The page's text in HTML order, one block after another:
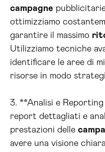
campagne
ottimizziamo
garantire il massimo
Utilizziamo tecniche
identificare le aree di
risorse in modo
3. **Analisi e
report dettagliati e
prestazioni delle
avere una visione